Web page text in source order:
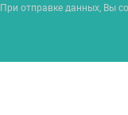
При отправке данных, Вы